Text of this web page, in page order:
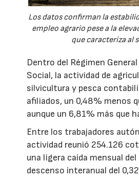
Los datos confirman la
empleo agrario pese a la
que caracteriza al
Dentro del Régimen
Social, la actividad de
silvicultura y pesca
afiliados, un 0,48% menos
aunque un 6,81% más que
Entre los trabajadores
actividad reunió 254.126
una ligera caída mensual
descenso interanual del